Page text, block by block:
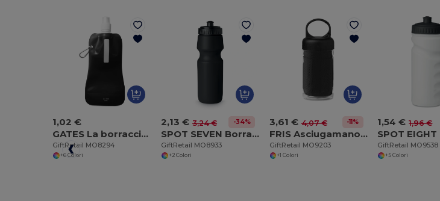
1,02 €
GATES La borraccia pieghevole GATES
GiftRetail MO8294
+6 Colori
2,13 € 3,24 € -34%
SPOT SEVEN Borraccia sport da 700 ml
GiftRetail MO8933
+2 Colori
3,61 € 4,07 € -11%
FRIS Asciugamano contenitore-tritan
GiftRetail MO9203
+1 Colori
1,54 € 1,96 €
GiftRetail MO9538
+5 Colori